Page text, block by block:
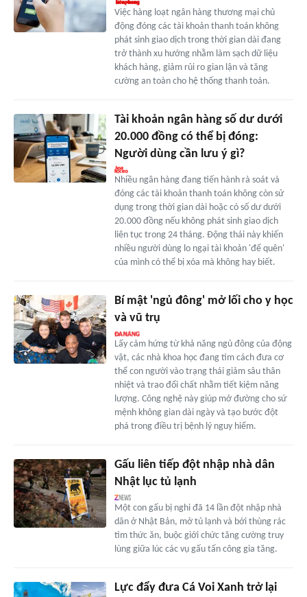
Việc hàng loạt ngân hàng thương mại chủ
động đóng các tài khoản thanh toán không
phát sinh giao dịch trong thời gian dài đang
trở thành xu hướng nhằm làm sạch dữ liệu
khách hàng, giảm rủi ro gian lận và tăng
cường an toàn cho hệ thống thanh toán.
Tài khoản ngân hàng số dư dưới
20.000 đồng có thể bị đóng:
Người dùng cần lưu ý gì?
Nhiều ngân hàng đang tiến hành rà soát và
đóng các tài khoản thanh toán không còn sử
dụng trong thời gian dài hoặc có số dư dưới
20.000 đồng nếu không phát sinh giao dịch
liên tục trong 24 tháng. Động thái này khiến
nhiều người dùng lo ngại tài khoản 'để quên'
của mình có thể bị xóa mà không hay biết.
Bí mật 'ngủ đông' mở lối cho y học
và vũ trụ
Lấy cảm hứng từ khả năng ngủ đông của động
vật, các nhà khoa học đang tìm cách đưa cơ
thể con người vào trạng thái giảm sâu thân
nhiệt và trao đổi chất nhằm tiết kiệm năng
lượng. Công nghệ này giúp mở đường cho sứ
mệnh không gian dài ngày và tạo bước đột
phá trong điều trị bệnh lý nguy hiểm.
Gấu liên tiếp đột nhập nhà dân
Nhật lục tủ lạnh
Một con gấu bị nghi đã 14 lần đột nhập nhà
dân ở Nhật Bản, mở tủ lạnh và bới thùng rác
tìm thức ăn, buộc giới chức tăng cường truy
lùng giữa lúc các vụ gấu tấn công gia tăng.
Lực đẩy đưa Cá Voi Xanh trở lại